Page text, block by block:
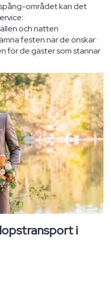
området kan det
och natten
festen när de önskar
för de gäster som stannar
i